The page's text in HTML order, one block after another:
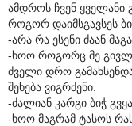
ამდროს ჩვენ ყველანი
როგორ დაიმსგავსეს
-არა რა ესენი ძაან
-ხოო როგორც მე
ძველი დრო
შეხება ვიგრძენი.
-ძალიან კარგი ბიჭ
-ხოო მაგრამ ტასოს